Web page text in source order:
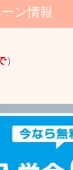
ン情報
）